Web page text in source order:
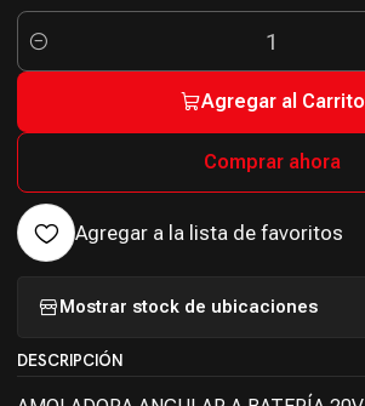
Cantidad
Agregar al Carrito
Comprar ahora
Agregar a la lista de favoritos
Mostrar stock de ubicaciones
DESCRIPCIÓN